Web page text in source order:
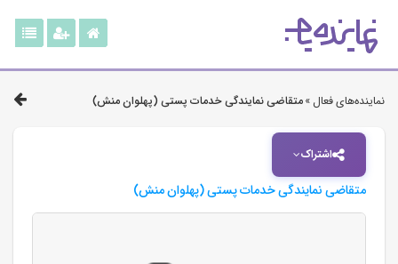
نماینده‌های فعال »متقاضی نمایندگی خدمات پستی (پهلوان منش)
اشتراک
متقاضی نمایندگی خدمات پستی (پهلوان منش)